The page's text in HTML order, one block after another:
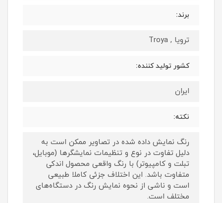
برند:
ترویا , Troya
کشور تولید کننده:
ایران
نکته:
رنگ نمایش داده‌ شده در تصاویر ممکن است به
دلیل تفاوت در نوع و تنظیمات نمایشگرها (موبایل،
تبلت و کامپیوتر) با رنگ واقعی محصول اندکی
متفاوت باشد. این اختلاف جزئی کاملا طبیعی
است و ناشی از نحوه نمایش رنگ در دستگاه‌های
مختلف است.